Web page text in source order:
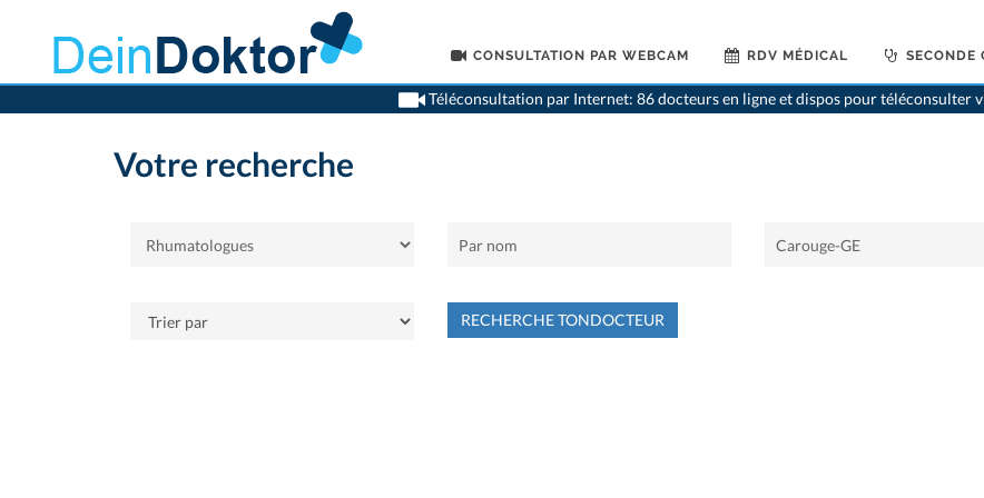
CONSULTATION PAR WEBCAM RDV MÉDICAL SECONDE
Téléconsultation par Internet: 86 docteurs en ligne et dispos pour téléconsulter
Votre recherche
RECHERCHE TONDOCTEUR